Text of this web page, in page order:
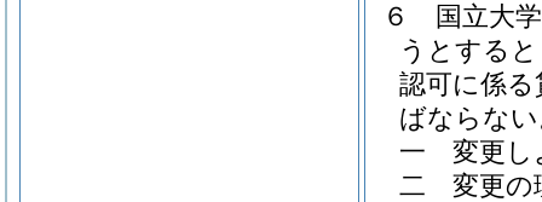
６
国立大
うとする
認可に係
ばならな
一
変更し
二
変更の